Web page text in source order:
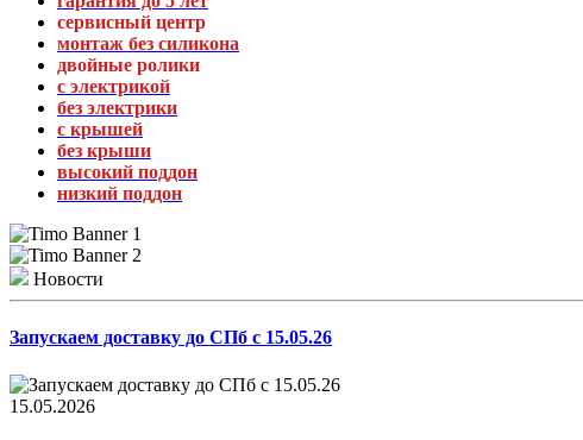
сервисный центр
монтаж без силикона
двойные ролики
с электрикой
без электрики
с крышей
без крыши
высокий поддон
низкий поддон
Новости
Запускаем доставку до СПб с 15.05.26
15.05.2026